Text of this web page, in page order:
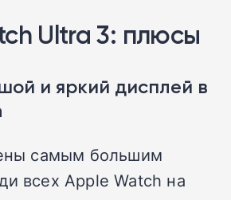
Ultra 3: плюсы
и яркий дисплей в
самым большим
всех Apple Watch на